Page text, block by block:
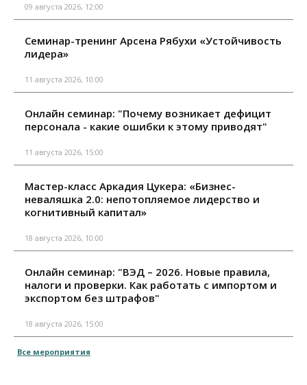
09 августа 2026, 12:00
Семинар-тренинг Арсена Рябухи «Устойчивость
лидера»
11 августа 2026, 10:00
Онлайн семинар: "Почему возникает дефицит
персонала - какие ошибки к этому приводят"
11 августа 2026, 15:00
Мастер-класс Аркадия Цукера: «Бизнес-
неваляшка 2.0: непотопляемое лидерство и
когнитивный капитал»
18 августа 2026, 10:00
Онлайн семинар: "ВЭД – 2026. Новые правила,
налоги и проверки. Как работать с импортом и
экспортом без штрафов"
18 августа 2026, 15:00
Все мероприятия